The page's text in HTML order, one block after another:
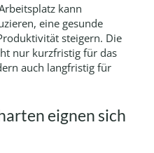
kann
eine gesunde
steigern. Die
nur kurzfristig für das
auch langfristig für
eignen sich